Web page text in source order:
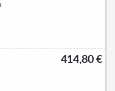
414,80 €